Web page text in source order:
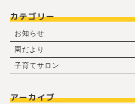
カテゴリー
お知らせ
園だより
子育てサロン
アーカイブ